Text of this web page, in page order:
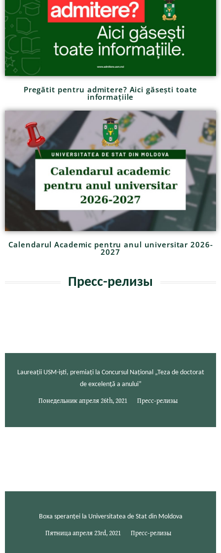
Pregătit pentru admitere? Aici găsești toate
informațiile
Calendarul Academic pentru anul universitar 2026-
2027
Пресс-релизы
Laureații USM-iști, premiați la Concursul Național „Teza de doctorat
de excelenţă a anului”
Понедельник апреля 26th, 2021 Пресс-релизы
Boxa speranței la Universitatea de Stat din Moldova
Пятница апреля 23rd, 2021 Пресс-релизы